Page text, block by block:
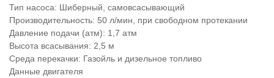
Тип насоса: Шиберный, самовсасывающий
Производительность: 50 л/мин, при свободном протекании
Давление подачи (атм): 1,7 атм
Высота всасывания: 2,5 м
Среда перекачки: Газойль и дизельное топливо
Данные двигателя